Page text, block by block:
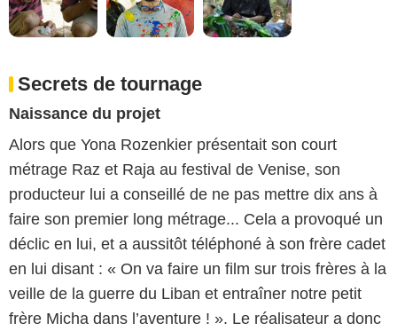
Secrets de tournage
Naissance du projet
Alors que Yona Rozenkier présentait son court
métrage Raz et Raja au festival de Venise, son
producteur lui a conseillé de ne pas mettre dix ans à
faire son premier long métrage... Cela a provoqué un
déclic en lui, et a aussitôt téléphoné à son frère cadet
en lui disant : « On va faire un film sur trois frères à la
veille de la guerre du Liban et entraîner notre petit
frère Micha dans l’aventure ! ». Le réalisateur a donc